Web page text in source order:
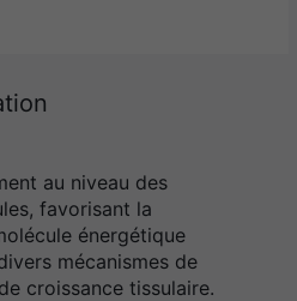
au niveau des
favorisant la
énergétique
mécanismes de
croissance tissulaire.